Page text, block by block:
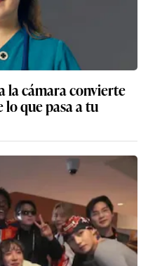
la cámara convierte
que pasa a tu